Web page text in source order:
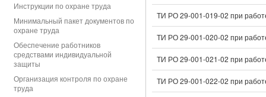
Инструкции по охране труда
Минимальный пакет документов по
охране труда
Обеспечение работников
средствами индивидуальной
защиты
Организация контроля по охране
труда
ТИ РО 29-001-019-02 при
ТИ РО 29-001-020-02 при
ТИ РО 29-001-021-02 при
ТИ РО 29-001-022-02 при